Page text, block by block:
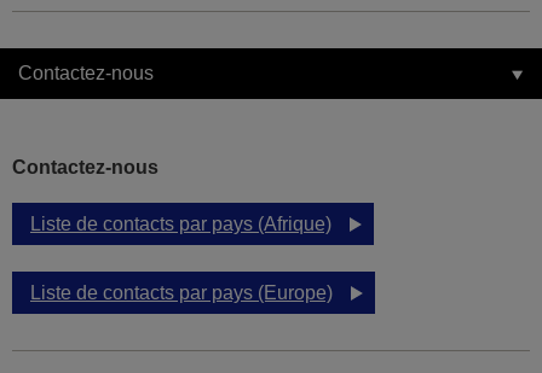
Contactez-nous
Contactez-nous
Liste de contacts par pays (Afrique)
Liste de contacts par pays (Europe)